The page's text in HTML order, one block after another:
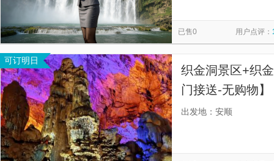
已售0 用户点评：
可订明日
织金洞景区+织
门接送-无购物
出发地：安顺